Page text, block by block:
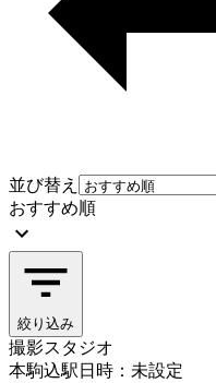
並び替え
おすすめ順
絞り込み
撮影スタジオ
本駒込駅日時：未設定